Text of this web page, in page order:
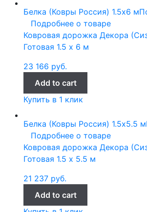
Белка (Ковры Россия) 1.5x6 м
Подробнее о товаре
Ковровая дорожка Декора
Готовая 1.5 x 6 м
23 166 руб.
Add to cart
Купить в 1 клик
Белка (Ковры Россия) 1.5x5.5 м
Подробнее о товаре
Ковровая дорожка Декора
Готовая 1.5 x 5.5 м
21 237 руб.
Add to cart